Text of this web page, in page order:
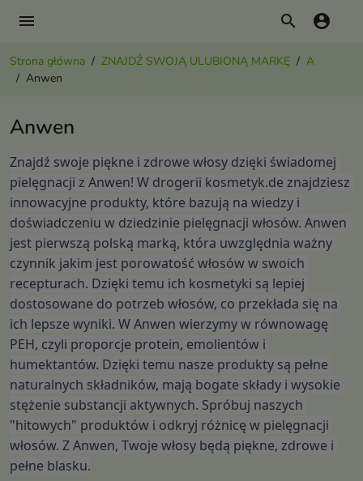
menu search account_circle
Strona główna ZNAJDŹ SWOJĄ ULUBIONĄ MARKĘ
A
Anwen
Anwen
Znajdź swoje piękne i zdrowe włosy dzięki świadomej
pielęgnacji z Anwen! W drogerii kosmetyk.de znajdziesz
innowacyjne produkty, które bazują na wiedzy i
doświadczeniu w dziedzinie pielęgnacji włosów. Anwen
jest pierwszą polską marką, która uwzględnia ważny
czynnik jakim jest porowatość włosów w swoich
recepturach. Dzięki temu ich kosmetyki są lepiej
dostosowane do potrzeb włosów, co przekłada się na
ich lepsze wyniki. W Anwen wierzymy w równowagę
PEH, czyli proporcje protein, emolientów i
humektantów. Dzięki temu nasze produkty są pełne
naturalnych składników, mają bogate składy i wysokie
stężenie substancji aktywnych. Spróbuj naszych
"hitowych" produktów i odkryj różnicę w pielęgnacji
włosów. Z Anwen, Twoje włosy będą piękne, zdrowe i
pełne blasku.